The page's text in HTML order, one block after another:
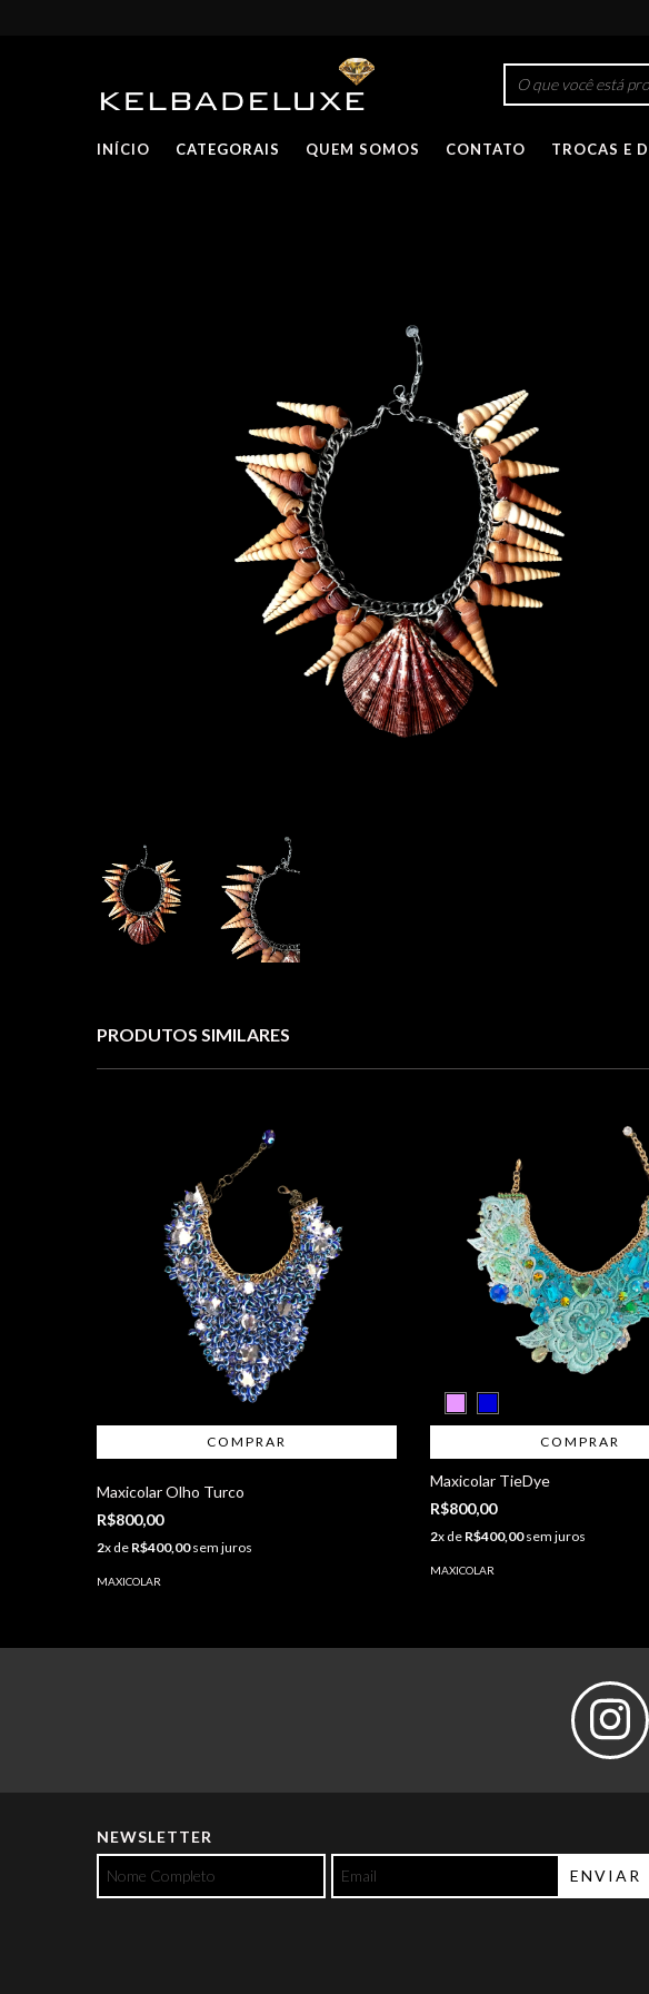
INÍCIO CATEGORAIS QUEM SOMOS CONTATO TROCAS E
PRODUTOS SIMILARES
Maxicolar Olho Turco
R$800,00
2x de R$400,00sem juros
MAXICOLAR
COMPRAR
Maxicolar TieDye
R$800,00
2x de R$400,00sem juros
MAXICOLAR
NEWSLETTER